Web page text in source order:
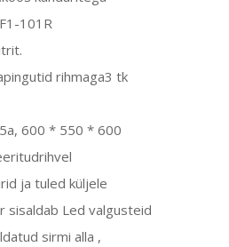
101R
rihmaga3 tk
600 * 550 * 600
ja tuled küljele
sisaldab Led valgusteid
sirmi alla ,